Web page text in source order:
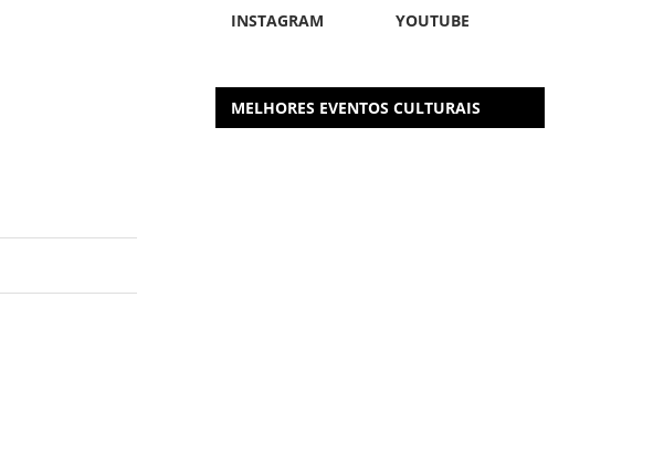
INSTAGRAM
YOUTUBE
MELHORES EVENTOS CULTURAIS